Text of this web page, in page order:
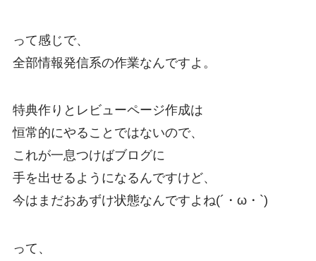
って感じで、
全部情報発信系の作業なんですよ。
特典作りとレビューページ作成は
恒常的にやることではないので、
これが一息つけばブログに
手を出せるようになるんですけど、
今はまだおあずけ状態なんですよね(´・ω・`)
って、